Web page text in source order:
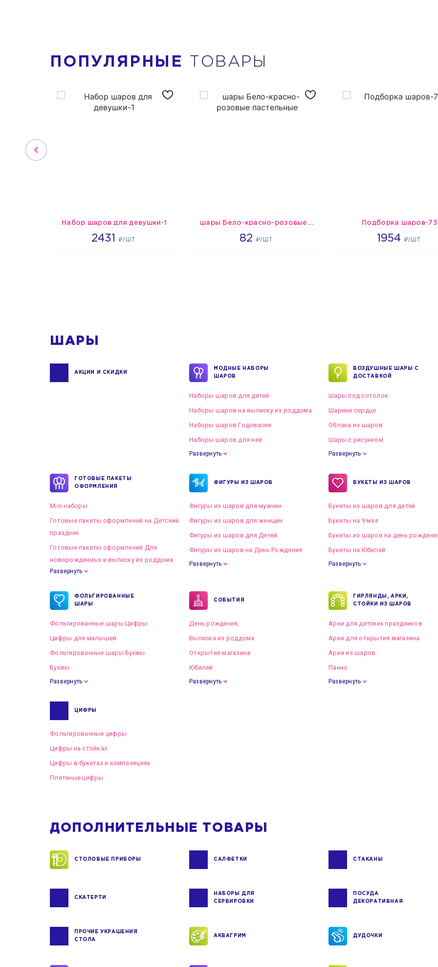
ПОПУЛЯРНЫЕ ТОВАРЫ
Набор шаров для девушки-1
2431 ₽/ШТ.
2431 шары Бело-красно-розовые пастельные
82 ₽/ШТ.
1637 Подборка шаров-73
1954 ₽/ШТ.
1954
ШАРЫ
АКЦИИ И СКИДКИ
МОДНЫЕ НАБОРЫ
ШАРОВ
Наборы шаров для детей
Наборы шаров на выписку из роддома
Наборы шаров Годовасия
Наборы шаров для неё
Развернуть
ВОЗДУШНЫЕ ШАРЫ С
ДОСТАВКОЙ
Шары под потолок
Шарики сердце
Облака из шаров
Шары с рисунком
Развернуть
ГОТОВЫЕ ПАКЕТЫ
ОФОРМЛЕНИЯ
Mini наборы
Готовые пакеты оформлений на Детский
праздник
Готовые пакеты оформлений Для
новорожденных и выписку из роддома
Готовые пакеты оформлений на Свадьбу
Развернуть
ФИГУРЫ ИЗ ШАРОВ
Фигуры из шаров для мужчин
Фигуры из шаров для женщин
Фигуры из шаров для Детей
Фигуры из шаров на День Рождения
Развернуть
БУКЕТЫ ИЗ ШАРОВ
Букеты из шаров для детей
Букеты на 9 мая
Букеты из шаров на день
Букеты на Юбилей
Развернуть
ФОЛЬГИРОВАННЫЕ
ШАРЫ
Фольгированные шары Цифры
Цифры для малышей
Фольгированные шары Буквы
Буквы
Развернуть
СОБЫТИЯ
День рождения,
Выписка из роддома
Открытие магазина
Юбилей
Развернуть
ГИРЛЯНДЫ, АРКИ,
СТОЙКИ ИЗ ШАРОВ
Арки для детских праздников
Арки для открытия магазина
Арки из шаров
Панно
Развернуть
ЦИФРЫ
Фольгированные цифры
Цифры на стойках
Цифры в букетах и композициях
Плетеные цифры
ДОПОЛНИТЕЛЬНЫЕ ТОВАРЫ
СТОЛОВЫЕ ПРИБОРЫ САЛФЕТКИ СТАКАНЫ
СКАТЕРТИ
НАБОРЫ ДЛЯ
СЕРВИРОВКИ
ПОСУДА
ДЕКОРАТИВНАЯ
ПРОЧИЕ УКРАШЕНИЯ
СТОЛА
АКВАГРИМ ДУДОЧКИ